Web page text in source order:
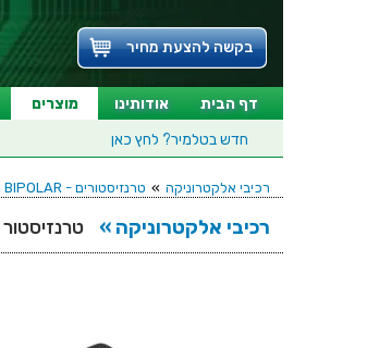
בקשה להצעת מחיר
דף הבית אודותינו מוצרים
חדש בטלמיר? לחץ כאן
רכיבי אלקטרוניקה » טרנזיסטורים - BIPOLAR
רכיבי אלקטרוניקה » טרנזיסטור PNP - 60V 3A - 140MHZ - SMD